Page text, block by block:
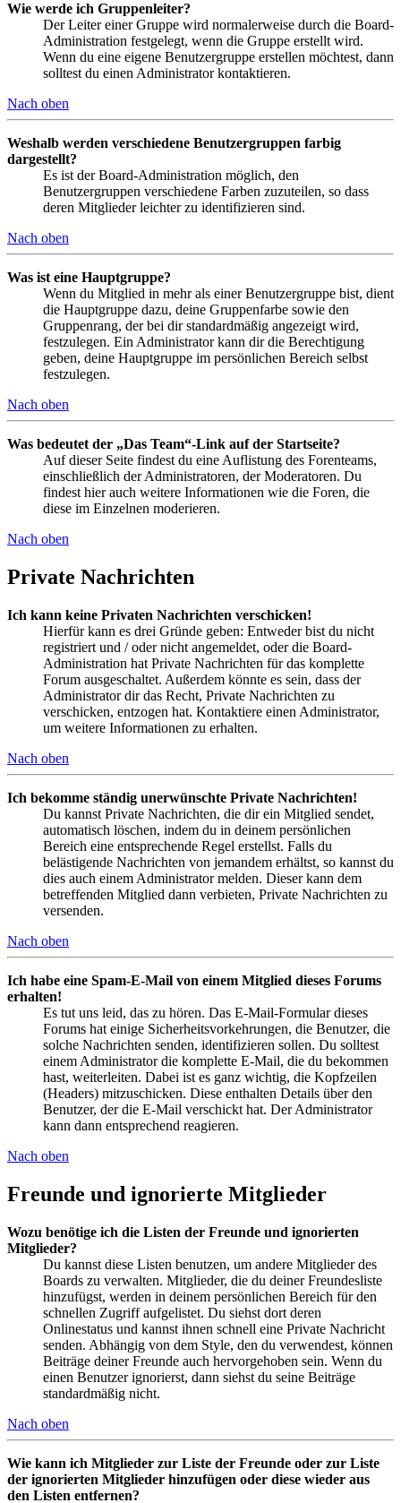
Wie werde ich Gruppenleiter?
Der Leiter einer Gruppe wird normalerweise durch die Board-
Administration festgelegt, wenn die Gruppe erstellt wird.
Wenn du eine eigene Benutzergruppe erstellen möchtest, dann
solltest du einen Administrator kontaktieren.
Nach oben
Weshalb werden verschiedene Benutzergruppen farbig
dargestellt?
Es ist der Board-Administration möglich, den
Benutzergruppen verschiedene Farben zuzuteilen, so dass
deren Mitglieder leichter zu identifizieren sind.
Nach oben
Was ist eine Hauptgruppe?
Wenn du Mitglied in mehr als einer Benutzergruppe bist, dient
die Hauptgruppe dazu, deine Gruppenfarbe sowie den
Gruppenrang, der bei dir standardmäßig angezeigt wird,
festzulegen. Ein Administrator kann dir die Berechtigung
geben, deine Hauptgruppe im persönlichen Bereich selbst
festzulegen.
Nach oben
Was bedeutet der „Das Team“-Link auf der Startseite?
Auf dieser Seite findest du eine Auflistung des Forenteams,
einschließlich der Administratoren, der Moderatoren. Du
findest hier auch weitere Informationen wie die Foren, die
diese im Einzelnen moderieren.
Nach oben
Private Nachrichten
Ich kann keine Privaten Nachrichten verschicken!
Hierfür kann es drei Gründe geben: Entweder bist du nicht
registriert und / oder nicht angemeldet, oder die Board-
Administration hat Private Nachrichten für das komplette
Forum ausgeschaltet. Außerdem könnte es sein, dass der
Administrator dir das Recht, Private Nachrichten zu
verschicken, entzogen hat. Kontaktiere einen Administrator,
um weitere Informationen zu erhalten.
Nach oben
Ich bekomme ständig unerwünschte Private Nachrichten!
Du kannst Private Nachrichten, die dir ein Mitglied sendet,
automatisch löschen, indem du in deinem persönlichen
Bereich eine entsprechende Regel erstellst. Falls du
belästigende Nachrichten von jemandem erhältst, so kannst du
dies auch einem Administrator melden. Dieser kann dem
betreffenden Mitglied dann verbieten, Private Nachrichten zu
versenden.
Nach oben
Ich habe eine Spam-E-Mail von einem Mitglied dieses Forums
erhalten!
Es tut uns leid, das zu hören. Das E-Mail-Formular dieses
Forums hat einige Sicherheitsvorkehrungen, die Benutzer, die
solche Nachrichten senden, identifizieren sollen. Du solltest
einem Administrator die komplette E-Mail, die du bekommen
hast, weiterleiten. Dabei ist es ganz wichtig, die Kopfzeilen
(Headers) mitzuschicken. Diese enthalten Details über den
Benutzer, der die E-Mail verschickt hat. Der Administrator
kann dann entsprechend reagieren.
Nach oben
Freunde und ignorierte Mitglieder
Wozu benötige ich die Listen der Freunde und ignorierten
Mitglieder?
Du kannst diese Listen benutzen, um andere Mitglieder des
Boards zu verwalten. Mitglieder, die du deiner Freundesliste
hinzufügst, werden in deinem persönlichen Bereich für den
schnellen Zugriff aufgelistet. Du siehst dort deren
Onlinestatus und kannst ihnen schnell eine Private Nachricht
senden. Abhängig von dem Style, den du verwendest, können
Beiträge deiner Freunde auch hervorgehoben sein. Wenn du
einen Benutzer ignorierst, dann siehst du seine Beiträge
standardmäßig nicht.
Nach oben
Wie kann ich Mitglieder zur Liste der Freunde oder zur Liste
der ignorierten Mitglieder hinzufügen oder diese wieder aus
den Listen entfernen?